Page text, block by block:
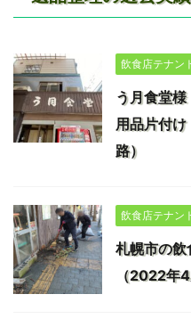
飲食店テナン
う月食堂
用品片付
路）
飲食店テナン
札幌市の飲
（2022年4